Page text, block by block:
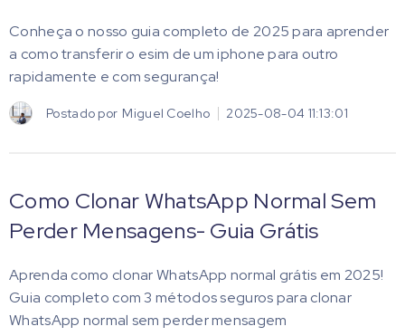
Conheça o nosso guia completo de 2025 para aprender
a como transferir o esim de um iphone para outro
rapidamente e com segurança!
Postado por Miguel Coelho 2025-08-04 11:13:01
Como Clonar WhatsApp Normal Sem
Perder Mensagens- Guia Grátis
Aprenda como clonar WhatsApp normal grátis em 2025!
Guia completo com 3 métodos seguros para clonar
WhatsApp normal sem perder mensagem